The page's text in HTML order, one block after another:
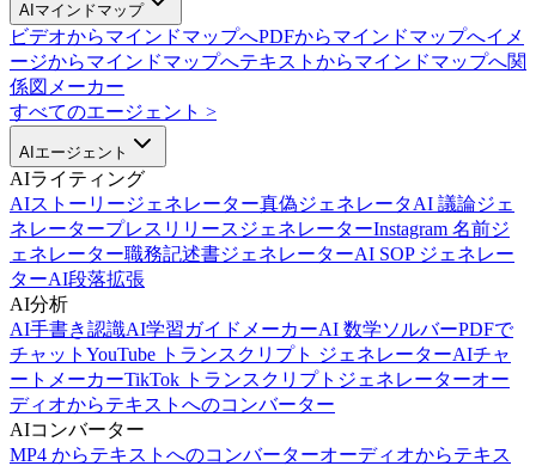
AIマインドマップ
ビデオからマインドマップへPDFからマインドマップへイメ
ージからマインドマップへテキストからマインドマップへ関
係図メーカー
すべてのエージェント >
AIエージェント
AIライティング
AIストーリージェネレーター真偽ジェネレータAI 議論ジェ
ネレータープレスリリースジェネレーターInstagram 名前ジ
ェネレーター職務記述書ジェネレーターAI SOP ジェネレー
ターAI段落拡張
AI分析
AI手書き認識AI学習ガイドメーカーAI 数学ソルバーPDFで
チャット YouTube トランスクリプト ジェネレーターAIチャ
ートメーカーTikTok トランスクリプトジェネレーターオー
ディオからテキストへのコンバーター
AIコンバーター
MP4 からテキストへのコンバーターオーディオからテキス